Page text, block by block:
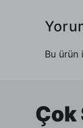
Bu ürün
Çok